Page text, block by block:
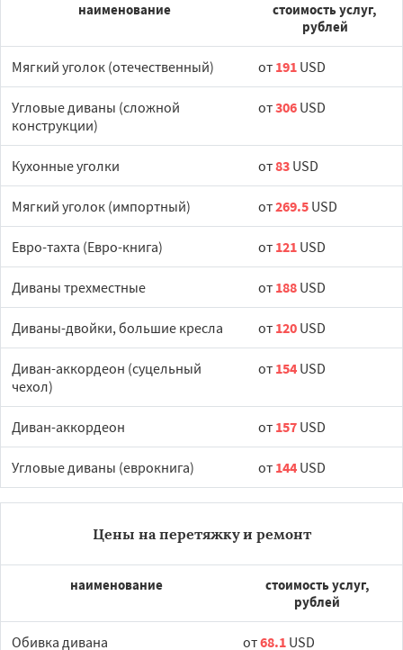
наименование
стоимость услуг,
рублей
Мягкий уголок (отечественный) от 191 USD
Угловые диваны (сложной
конструкции)
от306 USD
Кухонные уголки от83 USD
Мягкий уголок (импортный) от269.5 USD
Евро-тахта (Евро-книга) от 121 USD
Диваны трехместные от 188 USD
Диваны-двойки, большие кресла от 120 USD
Диван-аккордеон (суцельный
чехол)
от 154 USD
Диван-аккордеон от 157 USD
Угловые диваны (еврокнига) от 144 USD
Цены на перетяжку и ремонт
наименование
стоимость услуг,
рублей
Обивка дивана от68.1 USD